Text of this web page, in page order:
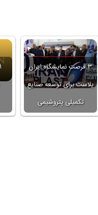
۳ فرصت نمایشگاه ایران
پلاست برای توسعه صنایع
تکمیلی پتروشیمی